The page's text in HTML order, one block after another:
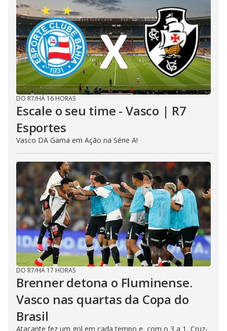
DO R7/HÁ 16 HORAS
Escale o seu time - Vasco | R7
Esportes
Vasco DA Gama em Ação na Série A!
DO R7/HÁ 17 HORAS
Brenner detona o Fluminense.
Vasco nas quartas da Copa do
Brasil
Atacante fez um gol em cada tempo e, com o 3 a 1, Cruz-